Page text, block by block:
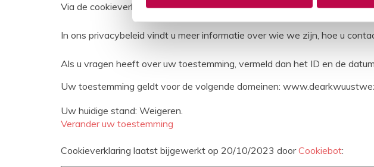
Via de cookieverklaring op onze website kunt u uw toestemming op elk
In ons privacybeleid vindt u meer informatie over wie we zijn, hoe u
Als u vragen heeft over uw toestemming, vermeld dan het ID en de
Uw toestemming geldt voor de volgende domeinen:
Uw huidige stand: Weigeren.
Verander uw toestemming
Cookieverklaring laatst bijgewerkt op 20/10/2023 doorCookiebot: